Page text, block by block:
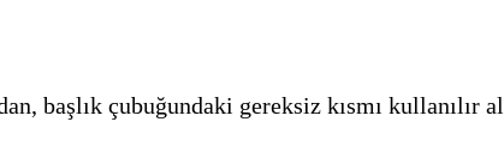
başlık çubuğundaki gereksiz kısmı kullanılır